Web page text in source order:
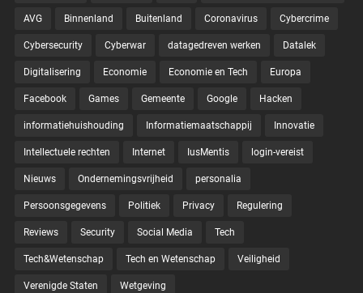
AVG Binnenland Buitenland Coronavirus Cybercrime
Cybersecurity Cyberwar datagedreven werken Datalek
Digitalisering Economie Economie en Tech Europa
Facebook Games Gemeente Google Hacken
informatiehuishouding Informatiemaatschappij Innovatie
Intellectuele rechten Internet IusMentis login-vereist
Nieuws Ondernemingsvrijheid personalia
Persoonsgegevens Politiek Privacy Regulering
Reviews Security Social Media Tech
Tech&Wetenschap Tech en Wetenschap Veiligheid
Verenigde Staten Wetgeving